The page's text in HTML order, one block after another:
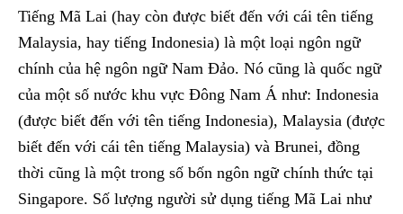
Tiếng Mã Lai (hay còn được biết đến với cái tên tiếng
Malaysia, hay tiếng Indonesia) là một loại ngôn ngữ
chính của hệ ngôn ngữ Nam Đảo. Nó cũng là quốc ngữ
của một số nước khu vực Đông Nam Á như: Indonesia
(được biết đến với tên tiếng Indonesia), Malaysia (được
biết đến với cái tên tiếng Malaysia) và Brunei, đồng
thời cũng là một trong số bốn ngôn ngữ chính thức tại
Singapore. Số lượng người sử dụng tiếng Mã Lai như